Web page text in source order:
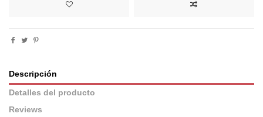
Descripción
Detalles del producto
Reviews